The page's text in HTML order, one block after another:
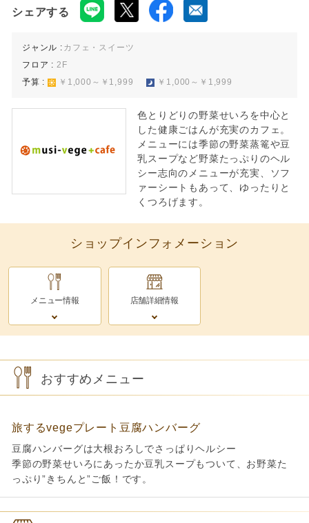
シェアする
ジャンル : カフェ・スイーツ
フロア : 2F
予算 :
￥1,000～￥1,999 ￥1,000～￥1,999
色とりどりの野菜せいろを中心と
した健康ごはんが充実のカフェ。
メニューには季節の野菜蒸篭や豆
乳スープなど野菜たっぷりのヘル
シー志向のメニューが充実、ソフ
ァーシートもあって、ゆったりと
くつろげます。
ショップインフォメーション
メニュー情報 店舗詳細情報
おすすめメニュー
旅するvegeプレート豆腐ハンバーグ
豆腐ハンバーグは大根おろしでさっぱりヘルシー
季節の野菜せいろにあったか豆乳スープもついて、お野菜た
っぷり”きちんと”ご飯！です。